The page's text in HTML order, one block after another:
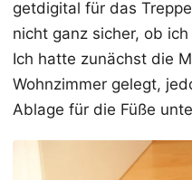
getdigital für das
nicht ganz sicher, ob
Ich hatte zunächst die
Wohnzimmer gelegt,
Ablage für die Füße